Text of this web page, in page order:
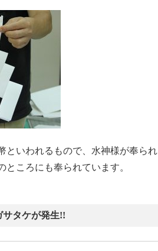
といわれるもので、水神様が奉ら
ころにも奉られています。
サタケが発生!!